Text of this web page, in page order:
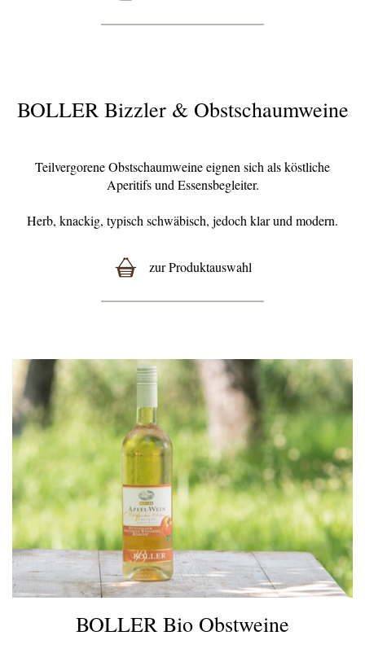
BOLLER Bizzler & Obstschaumweine
Teilvergorene Obstschaumweine eignen sich als köstliche
Aperitifs und Essensbegleiter.
Herb, knackig, typisch schwäbisch, jedoch klar und modern.
zur Produktauswahl
BOLLER Bio Obstweine